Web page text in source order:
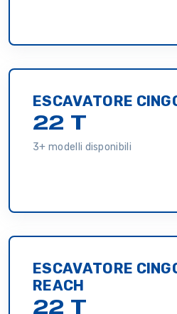
ESCAVATORE
22 T
3+ modelli disponibili
ESCAVATORE
REACH
22 T